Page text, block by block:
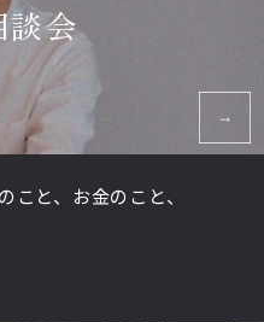
談会
と、お金のこと、